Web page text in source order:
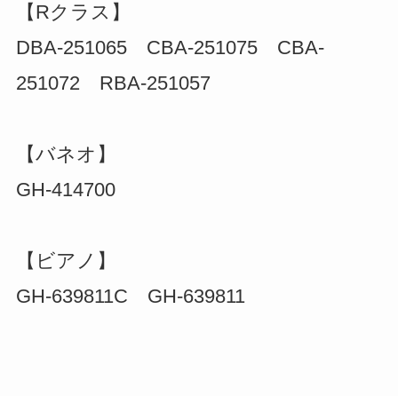
【Rクラス】
DBA-251065 CBA-251075 CBA-
251072 RBA-251057
【バネオ】
GH-414700
【ビアノ】
GH-639811C GH-639811